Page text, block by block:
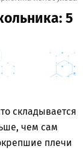
5
складывается
чем сам
плечи